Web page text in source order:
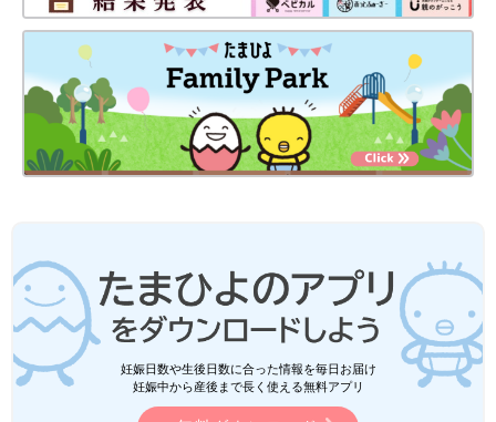
妊娠日数や生後日数に合った情報を毎日お届け
妊娠中から産後まで長く使える無料アプリ